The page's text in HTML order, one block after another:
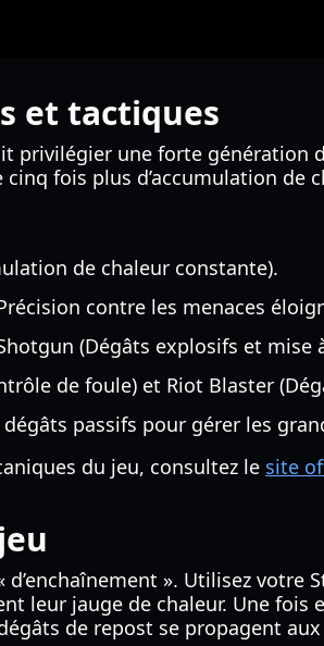
et tactiques
privilégier une forte génération
fois plus d’accumulation de
de chaleur constante).
contre les menaces
(Dégâts explosifs et mise
de foule) et Riot Blaster
passifs pour gérer les
du jeu, consultez le site
d’enchaînement ». Utilisez
leur jauge de chaleur. Une fois
de repost se propagent